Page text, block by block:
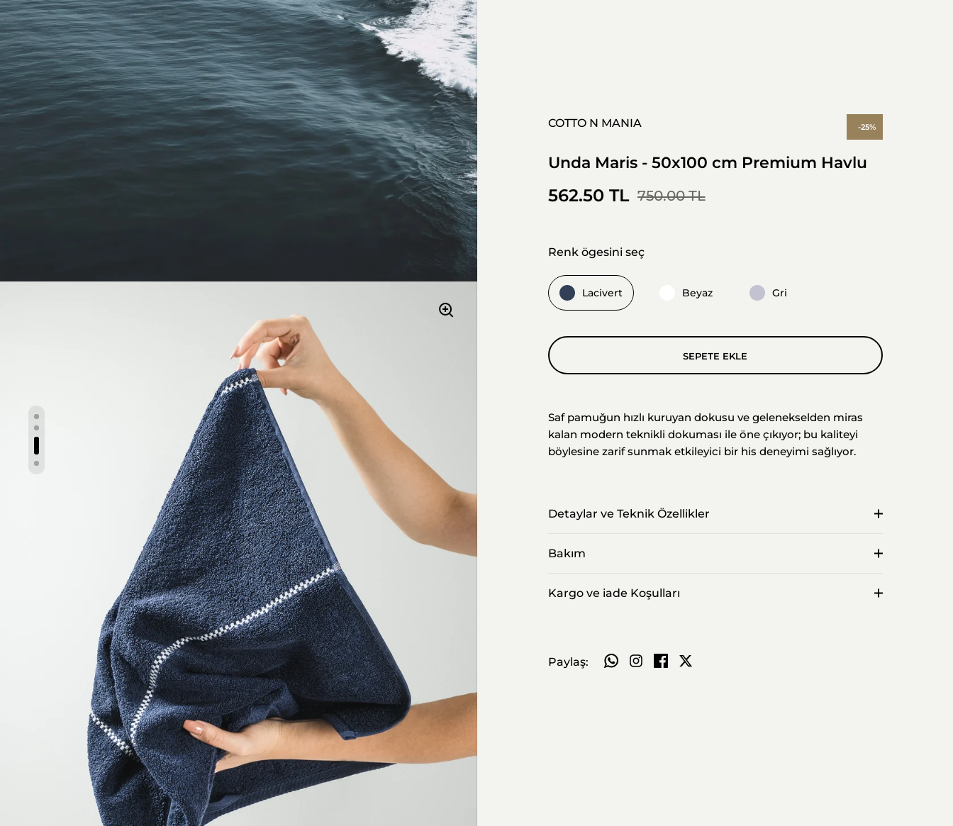
Slayt 1 göster
Slayt 2 göster
Slayt 3 göster
COTTO N MANIA
Unda Maris - 50x100 cm Premium Havlu
-25%
562.50 TL 750.00 TL
Renk ögesini seç
Lacivert Beyaz Gri
SEPETE EKLE
Saf pamuğun hızlı kuruyan dokusu ve gelenekselden miras
kalan modern teknikli dokuması ile öne çıkıyor; bu kaliteyi
böylesine zarif sunmak etkileyici bir his deneyimi sağlıyor.
Detaylar ve Teknik Özellikler
Bakım
Kargo ve iade Koşulları
Paylaş: WhatsApp ile paylaş